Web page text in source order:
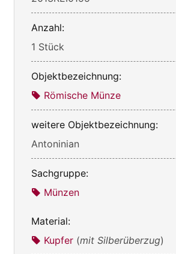
Anzahl:
1 Stück
Objektbezeichnung:
Römische Münze
weitere Objektbezeichnung:
Antoninian
Sachgruppe:
Münzen
Material:
Kupfer (mit Silberüberzug)